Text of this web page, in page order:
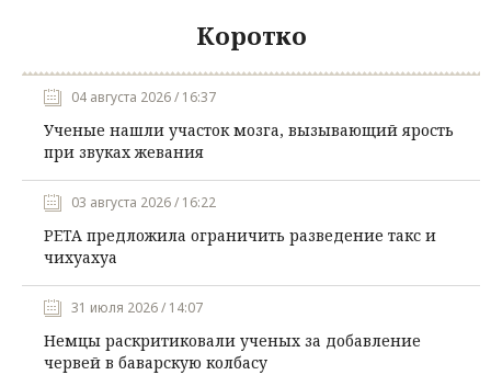
Коротко
04 августа 2026 / 16:37
Ученые нашли участок мозга, вызывающий ярость
при звуках жевания
03 августа 2026 / 16:22
PETA предложила ограничить разведение такс и
чихуахуа
31 июля 2026 / 14:07
Немцы раскритиковали ученых за добавление
червей в баварскую колбасу